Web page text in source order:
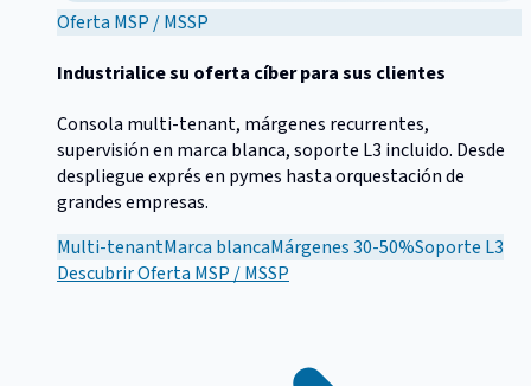
Oferta MSP / MSSP
Industrialice su oferta cíber para sus clientes
Consola multi-tenant, márgenes recurrentes,
supervisión en marca blanca, soporte L3 incluido. Desde
despliegue exprés en pymes hasta orquestación de
grandes empresas.
Multi-tenantMarca blancaMárgenes 30-50%Soporte L3
DescubrirOferta MSP / MSSP